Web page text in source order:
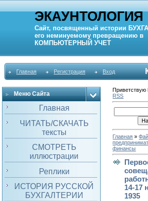
ЭКАУНТОЛОГИЯ
Сайт, посвященный истории
его неминуемому превращению в
КОМПЬЮТЕРНЫЙ УЧЕТ
Главная Регистрация Вход
Меню Сайта
Главная
ЧИТАТЬ/СКАЧАТЬ
тексты
СМОТРЕТЬ
иллюстрации
Реплики
ИСТОРИЯ РУССКОЙ
БУХГАЛТЕРИИ
Приветствую
RSS
Главная »
финансы
14-17
1935